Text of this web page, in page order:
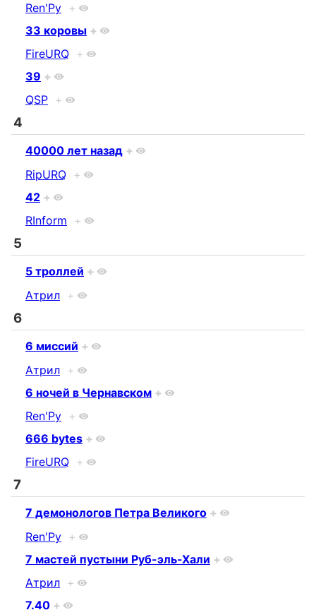
Ren'Py +
33 коровы +
FireURQ +
39 +
QSP +
4
40000 лет назад +
RipURQ +
42 +
RInform +
5
5 троллей +
Атрил +
6
6 миссий +
Атрил +
6 ночей в Чернавском +
Ren'Py +
666 bytes +
FireURQ +
7
7 демонологов Петра Великого +
Ren'Py +
7 мастей пустыни Руб-эль-Хали +
Атрил +
7.40 +